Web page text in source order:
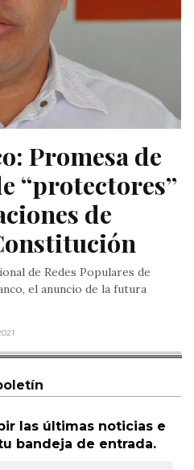
Promesa de
“protectores”
de
de Redes Populares de
el anuncio de la futura
las últimas noticias e
bandeja de entrada.